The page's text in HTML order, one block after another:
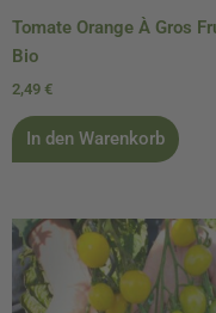
Tomate Orange À Gros
Bio
2,49 €
In den Warenkorb